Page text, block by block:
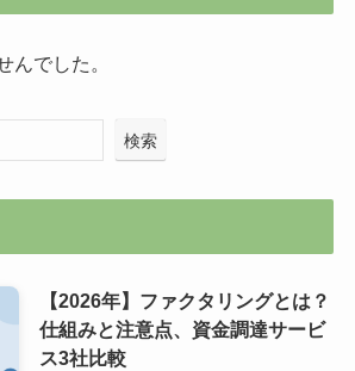
んでした。
検索
【2026年】ファクタリングとは？
仕組みと注意点、資金調達サービ
ス3社比較